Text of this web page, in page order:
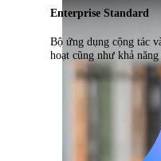
Enterprise Standard
Bộ ứng dụng cộng tác
hoạt cũng như khả